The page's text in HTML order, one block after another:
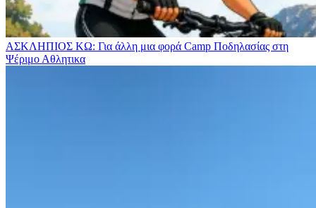
ΑΣΚΛΗΠΙΟΣ ΚΩ: Για άλλη μια φορά Camp Ποδηλασίας στη
Ψέριμο Αθλητικα